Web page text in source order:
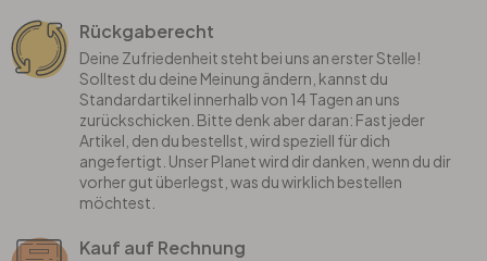
Rückgaberecht
Deine Zufriedenheit steht bei uns an erster Stelle!
Solltest du deine Meinung ändern, kannst du
Standardartikel innerhalb von 14 Tagen an uns
zurückschicken. Bitte denk aber daran: Fast jeder
Artikel, den du bestellst, wird speziell für dich
angefertigt. Unser Planet wird dir danken, wenn du dir
vorher gut überlegst, was du wirklich bestellen
möchtest.
Kauf auf Rechnung